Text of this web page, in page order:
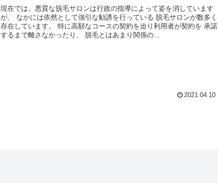
現在では、悪質な脱毛サロンは行政の指導によって姿を消しています
が、 なかには依然として強引な勧誘を行っている 脱毛サロンが数多く
存在しています。 特に高額なコースの契約を迫り利用者が契約を 承諾
するまで離さなかったり、 脱毛とはあまり関係の...
2021.04.10